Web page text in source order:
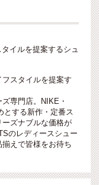
イルを提案するシュ
フスタイルを提案す
専門店。NIKE・
とする新作・定番ス
ズナブルな価格が
のレディースシュー
えで皆様をお待ち